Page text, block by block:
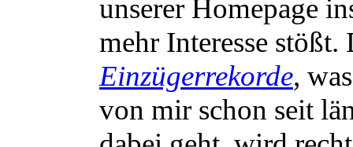
unserer Homepage
mehr Interesse
Einzügerrekorde,
von mir schon seit